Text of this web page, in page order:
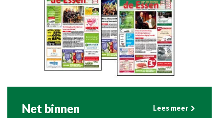
Net binnen Lees meer